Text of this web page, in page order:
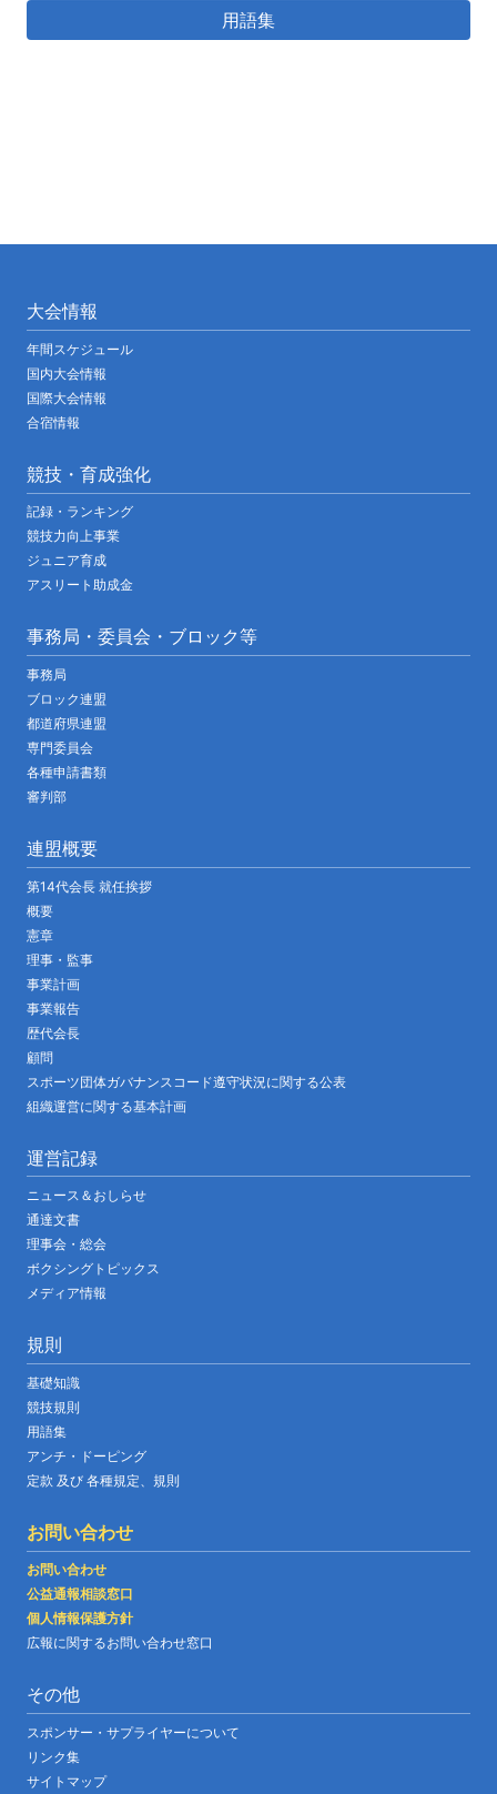
用語集
大会情報
年間スケジュール
国内大会情報
国際大会情報
合宿情報
競技・育成強化
記録・ランキング
競技力向上事業
ジュニア育成
アスリート助成金
事務局・委員会・ブロック等
事務局
ブロック連盟
都道府県連盟
専門委員会
各種申請書類
審判部
連盟概要
第14代会長 就任挨拶
概要
憲章
理事・監事
事業計画
事業報告
歴代会長
顧問
スポーツ団体ガバナンスコード遵守状況に関する公表
組織運営に関する基本計画
運営記録
ニュース＆おしらせ
通達文書
理事会・総会
ボクシングトピックス
メディア情報
規則
基礎知識
競技規則
用語集
アンチ・ドーピング
定款 及び 各種規定、規則
お問い合わせ
お問い合わせ
公益通報相談窓口
個人情報保護方針
広報に関するお問い合わせ窓口
その他
スポンサー・サプライヤーについて
リンク集
サイトマップ